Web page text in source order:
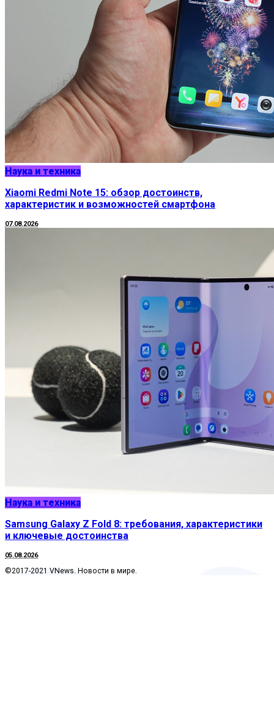
Наука и техника
Xiaomi Redmi Note 15: обзор достоинств,
характеристик и возможностей смартфона
07.08.2026
Наука и техника
Samsung Galaxy Z Fold 8: требования, характеристики
и ключевые достоинства
05.08.2026
©2017-2021 VNews. Новости в мире.